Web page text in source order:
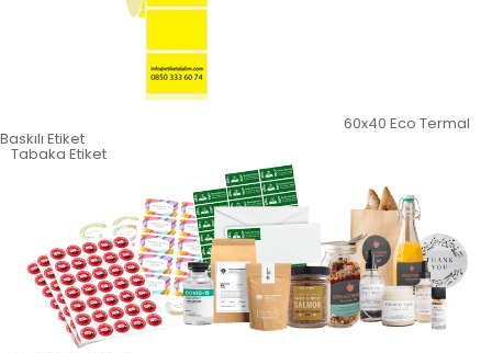
60x40 Eco Termal
Baskılı Etiket
Tabaka Etiket